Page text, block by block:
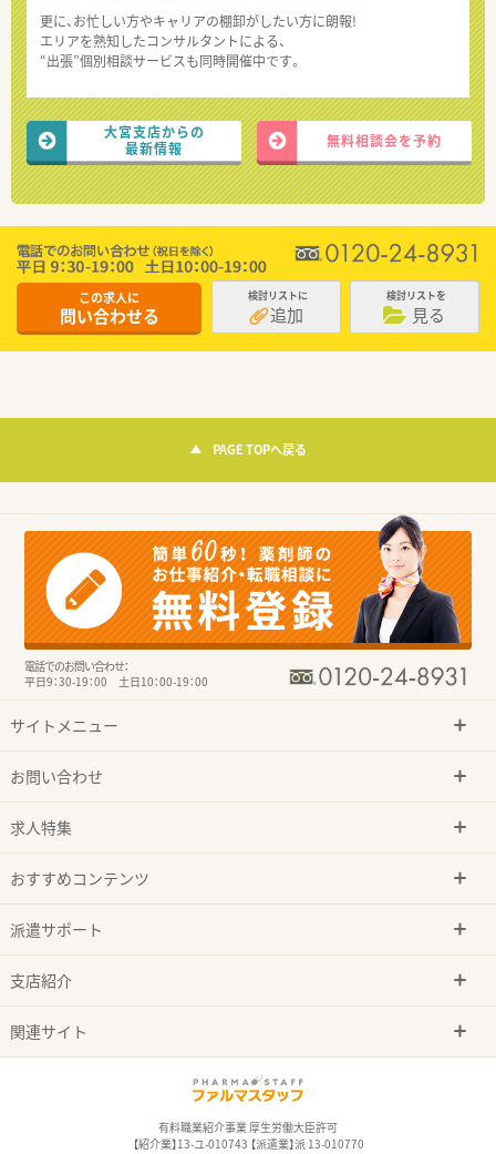
更に、お忙しい方やキャリアの棚卸がしたい方に朗報!
エリアを熟知したコンサルタントによる、
“出張”個別相談サービスも同時開催中です。
大宮支店からの
最新情報
無料相談会を予約
この求人に
問い合わせる
検討リストに
追加
検討リストを
見る
PAGE TOPへ戻る
電話でのお問い合わせ：
平日9：30-19：00 土日10：00-19：00
サイトメニュー
お問い合わせ
求人特集
おすすめコンテンツ
派遣サポート
支店紹介
関連サイト
有料職業紹介事業 厚生労働大臣許可
【紹介業】13-ユ-010743 【派遣業】派 13-010770